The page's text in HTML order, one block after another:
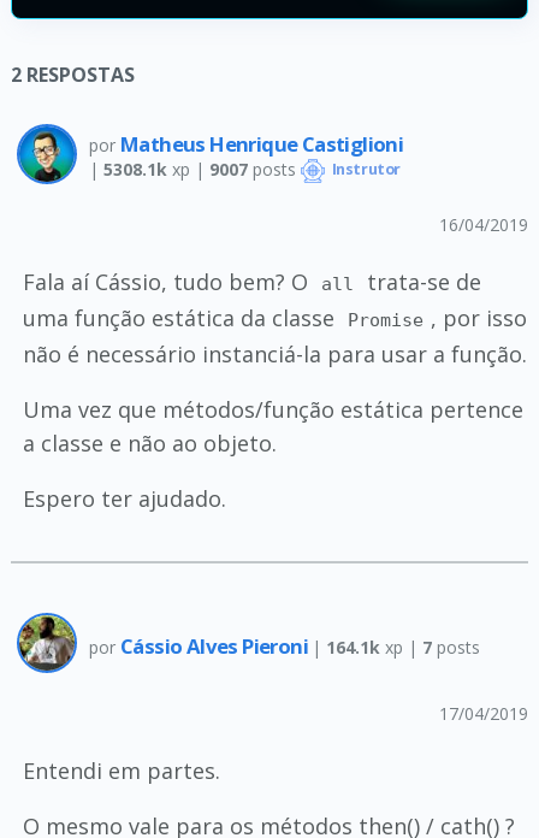
2 RESPOSTAS
por Matheus Henrique Castiglioni
| 5308.1k xp | 9007posts Instrutor
16/04/2019
Fala aí Cássio, tudo bem? O all
trata-se de
uma função estática da classe
Promise , por isso
não é necessário instanciá-la para usar a função.
Uma vez que métodos/função estática pertence
a classe e não ao objeto.
Espero ter ajudado.
por Cássio Alves Pieroni | 164.1k xp | 7 posts
17/04/2019
Entendi em partes.
O mesmo vale para os métodos then() / cath() ?